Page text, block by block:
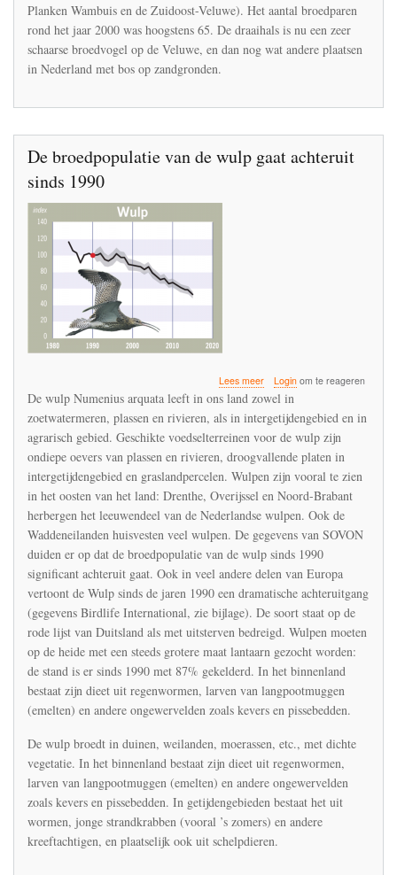
Planken Wambuis en de Zuidoost-Veluwe). Het aantal broedparen
rond het jaar 2000 was hoogstens 65. De draaihals is nu een zeer
schaarse broedvogel op de Veluwe, en dan nog wat andere plaatsen
in Nederland met bos op zandgronden.
De broedpopulatie van de wulp gaat achteruit
sinds 1990
Lees meerover
van
de
wulp
achteruit
sinds
1990
Loginom te reageren
De wulp Numenius arquata leeft in ons land zowel in
zoetwatermeren, plassen en rivieren, als in intergetijdengebied en in
agrarisch gebied. Geschikte voedselterreinen voor de wulp zijn
ondiepe oevers van plassen en rivieren, droogvallende platen in
intergetijdengebied en graslandpercelen. Wulpen zijn vooral te zien
in het oosten van het land: Drenthe, Overijssel en Noord-Brabant
herbergen het leeuwendeel van de Nederlandse wulpen. Ook de
Waddeneilanden huisvesten veel wulpen. De gegevens van SOVON
duiden er op dat de broedpopulatie van de wulp sinds 1990
significant achteruit gaat. Ook in veel andere delen van Europa
vertoont de Wulp sinds de jaren 1990 een dramatische achteruitgang
(gegevens Birdlife International, zie bijlage). De soort staat op de
rode lijst van Duitsland als met uitsterven bedreigd. Wulpen moeten
op de heide met een steeds grotere maat lantaarn gezocht worden:
de stand is er sinds 1990 met 87% gekelderd. In het binnenland
bestaat zijn dieet uit regenwormen, larven van langpootmuggen
(emelten) en andere ongewervelden zoals kevers en pissebedden.
De wulp broedt in duinen, weilanden, moerassen, etc., met dichte
vegetatie. In het binnenland bestaat zijn dieet uit regenwormen,
larven van langpootmuggen (emelten) en andere ongewervelden
zoals kevers en pissebedden. In getijdengebieden bestaat het uit
wormen, jonge strandkrabben (vooral ’s zomers) en andere
kreeftachtigen, en plaatselijk ook uit schelpdieren.